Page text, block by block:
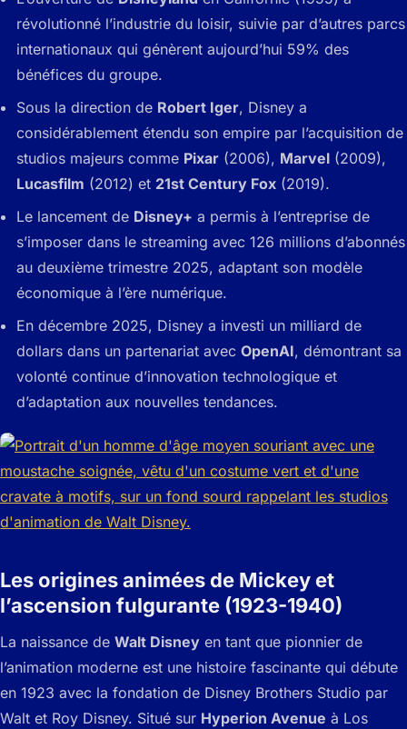
révolutionné l’industrie du loisir, suivie par d’autres parcs
internationaux qui génèrent aujourd’hui 59% des
bénéfices du groupe.
Sous la direction de Robert Iger, Disney a
considérablement étendu son empire par l’acquisition de
studios majeurs comme Pixar (2006), Marvel (2009),
Lucasfilm (2012) et 21st Century Fox (2019).
Le lancement de Disney+ a permis à l’entreprise de
s’imposer dans le streaming avec 126 millions d’abonnés
au deuxième trimestre 2025, adaptant son modèle
économique à l’ère numérique.
En décembre 2025, Disney a investi un milliard de
dollars dans un partenariat avec OpenAI, démontrant sa
volonté continue d’innovation technologique et
d’adaptation aux nouvelles tendances.
Les origines animées de Mickey et
l’ascension fulgurante (1923-1940)
La naissance de Walt Disney en tant que pionnier de
l’animation moderne est une histoire fascinante qui débute
en 1923 avec la fondation de Disney Brothers Studio par
Walt et Roy Disney. Situé sur Hyperion Avenue à Los